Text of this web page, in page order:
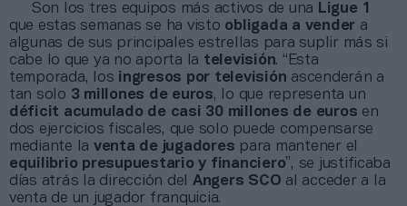
Son los tres equipos más activos de una Ligue 1
que estas semanas se ha visto obligada a vender a
algunas de sus principales estrellas para suplir más si
cabe lo que ya no aporta la televisión. “Esta
temporada, los ingresos por televisión ascenderán a
tan solo 3 millones de euros, lo que representa un
déficit acumulado de casi 30 millones de euros en
dos ejercicios fiscales, que solo puede compensarse
mediante la venta de jugadores para mantener el
equilibrio presupuestario y financiero”, se justificaba
días atrás la dirección del Angers SCO al acceder a la
venta de un jugador franquicia.